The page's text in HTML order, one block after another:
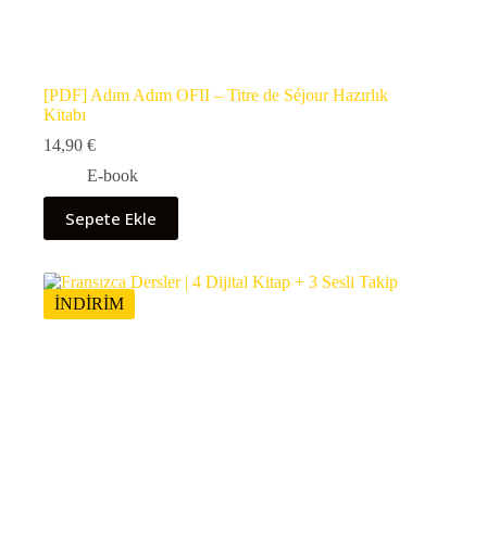
[PDF] Adım Adım OFII – Titre de Séjour Hazırlık
Kitabı
14,90 €
E-book
Sepete Ekle
İNDİRİM